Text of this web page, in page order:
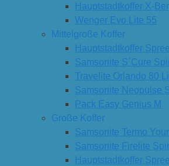
Hauptstadtkoffer X-
Wenger Evo Lite 55
Mittelgroße Koffer
Hauptstadtkoffer
Samsonite S´Cure
Travelite Orlando 80
Samsonite Neopulse
Pack Easy Genius M
Große Koffer
Samsonite Termo
Samsonite Firelite
Hauptstadtkoffer